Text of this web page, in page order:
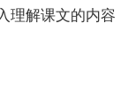
理解课文的内容